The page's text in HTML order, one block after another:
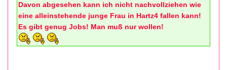
Davon abgesehen kann ich nicht nachvollziehen wie
eine alleinstehende junge Frau in Hartz4 fallen kann!
Es gibt genug Jobs! Man muß nur wollen!